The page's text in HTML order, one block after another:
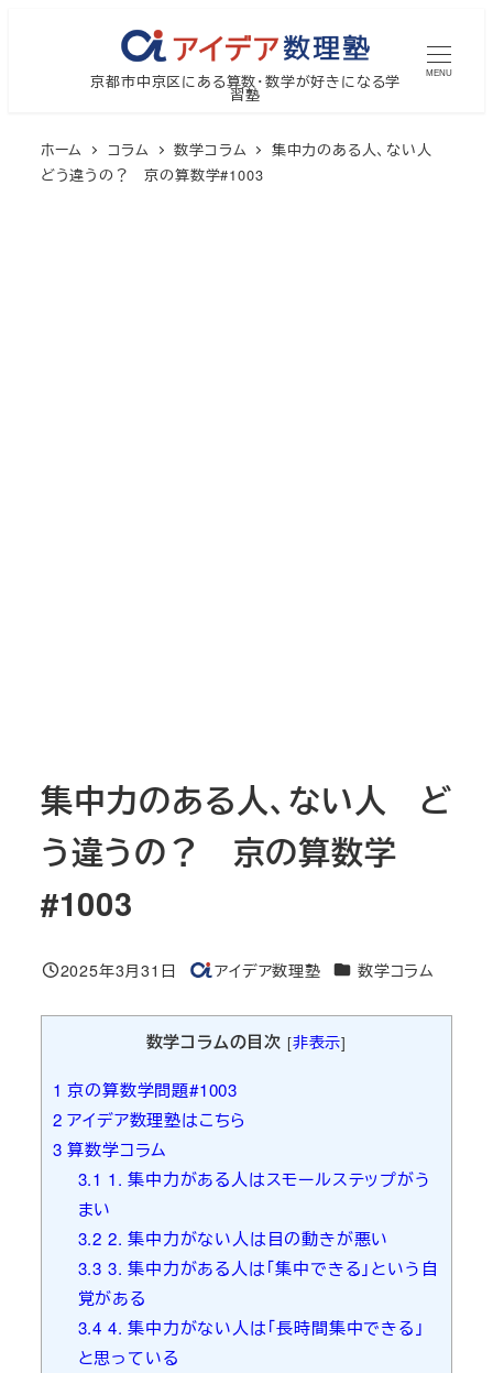
京都市中京区にある算数・数学が好きになる学
習塾
MENU
ホーム コラム 数学コラム
集中力のある人、ない人
どう違うの？ 京の算数学#1003
集中力のある人、ない人 ど
う違うの？ 京の算数学
#1003
投稿日
2025年3月31日
著
アイデア数理塾 カテゴリー
数学コラム
数学コラムの目次 [非表示]
1 京の算数学問題#1003
2 アイデア数理塾はこちら
3 算数学コラム
3.1 1. 集中力がある人はスモールステップがう
まい
3.2 2. 集中力がない人は目の動きが悪い
3.3 3. 集中力がある人は「集中できる」という自
覚がある
3.4 4. 集中力がない人は「長時間集中できる」
と思っている